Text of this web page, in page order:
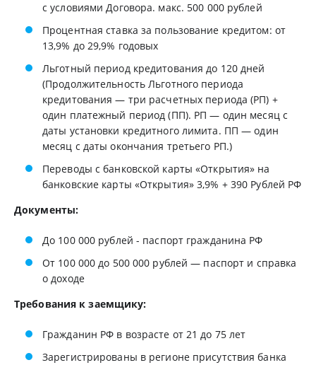
с условиями Договора. макс. 500 000 рублей
Процентная ставка за пользование кредитом: от
13,9% до 29,9% годовых
Льготный период кредитования до 120 дней
(Продолжительность Льготного периода
кредитования — три расчетных периода (РП) +
один платежный период (ПП). РП — один месяц с
даты установки кредитного лимита. ПП — один
месяц с даты окончания третьего РП.)
Переводы с банковской карты «Открытия» на
банковские карты «Открытия» 3,9% + 390 Рублей РФ
Документы:
До 100 000 рублей - паспорт гражданина РФ
От 100 000 до 500 000 рублей — паспорт и справка
о доходе
Требования к заемщику:
Гражданин РФ в возрасте от 21 до 75 лет
Зарегистрированы в регионе присутствия банка